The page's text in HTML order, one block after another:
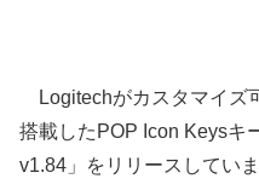
Logitechがカスタマイズ
搭載したPOP Icon Keysキ
v1.84」をリリースしてい